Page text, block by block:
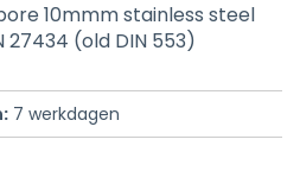
10mmm stainless steel
27434 (old DIN 553)
7 werkdagen